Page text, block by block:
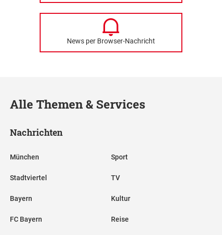
News per Browser-Nachricht
Alle Themen & Services
Nachrichten
München
Stadtviertel
Bayern
FC Bayern
Sport
TV
Kultur
Reise